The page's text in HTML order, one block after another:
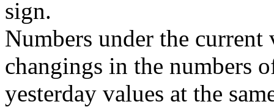
sign.
Numbers under the
changings in the numbers
yesterday values at the